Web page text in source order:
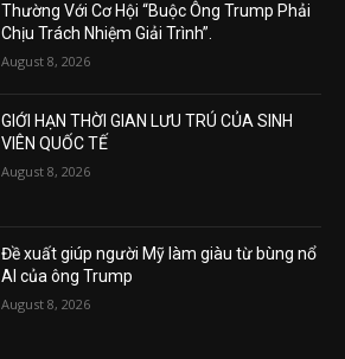
Thường Với Cơ Hội “Buộc Ông Trump Phải
Chịu Trách Nhiệm Giải Trình”.
August 8, 2026
GIỚI HẠN THỜI GIAN LƯU TRÚ CỦA SINH
VIÊN QUỐC TẾ
August 8, 2026
Đề xuất giúp người Mỹ làm giàu từ bùng nổ
AI của ông Trump
August 8, 2026